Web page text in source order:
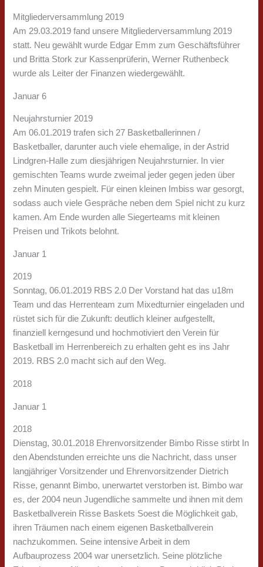
Mitgliederversammlung 2019
Am 29.03.2019 fand unsere Mitgliederversammlung 2019
statt. Neu gewählt wurde Edgar Emm zum Geschäftsführer
und Britta Stork zur Kassenprüferin, Werner Ruthenbeck
wurde als Leiter der Finanzen wiedergewählt.
Januar 6
Neujahrsturnier 2019
Am 06.01.2019 trafen sich 27 Basketballerinnen /
Basketballer, darunter auch viele ehemalige, in der Astrid
Lindgren-Halle zum diesjährigen Neujahrsturnier. In vier
gemischten Teams wurde zweimal jeder gegen jeden über
zehn Minuten gespielt. Für einen kleinen Imbiss war gesorgt,
sodass auch viele Gespräche neben dem Spiel nicht zu kurz
kamen. Am Ende wurden alle Siegerteams mit kleinen
Preisen und Trikots belohnt.
Januar 1
2019
Sonntag, 06.01.2019 RBS 2.0 Der Vorstand hat das u18m
Team und das Herrenteam zum Mixedturnier eingeladen und
rüstet sich für die Zukunft: deutlich kleiner aufgestellt,
finanziell kerngesund und hochmotiviert den Verein für
Basketball im Herrenbereich zu erhalten geht es ins Jahr
2019. RBS 2.0 macht sich auf den Weg.
2018
Januar 1
2018
Dienstag, 30.01.2018 Ehrenvorsitzender Bimbo Risse stirbt In
den Abendstunden erreichte uns die Nachricht, dass unser
langjähriger Vorsitzender und Ehrenvorsitzender Dietrich
Risse, genannt Bimbo, unerwartet verstorben ist. Bimbo war
es, der 2004 neun Jugendliche sammelte und ihnen mit dem
Basketballverein Risse Baskets Soest die Möglichkeit gab,
ihren Träumen nach einem eigenen Basketballverein
nachzukommen. Seine intensive Arbeit in dem
Aufbauprozess 2004 war unersetzlich. Seine plötzliche